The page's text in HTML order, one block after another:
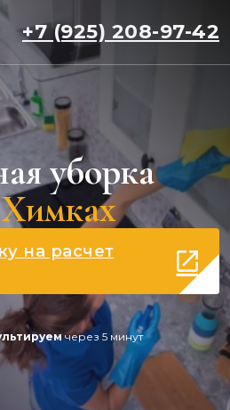
+7 (925) 208-97-42
уборка
на расчет
через 5 минут